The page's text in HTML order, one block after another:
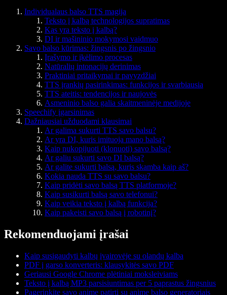
Individualaus balso TTS magija
Teksto į kalbą technologijos supratimas
Kas yra teksto į kalbą?
DI ir mašininio mokymosi vaidmuo
Savo balso kūrimas: žingsnis po žingsnio
Įrašymo ir įkėlimo procesas
Natūralių intonacijų derinimas
Praktiniai pritaikymai ir pavyzdžiai
TTS įrankių pasirinkimas: funkcijos ir svarbiausia
TTS ateitis: tendencijos ir naujovės
Asmeninio balso galia skaitmeninėje medijoje
Speechify įgarsinimas
Dažniausiai užduodami klausimai
Ar galima sukurti TTS savo balsu?
Ar yra DI, kuris imituoja mano balsą?
Kaip nukopijuoti (klonuoti) savo balsą?
Ar galiu sukurti savo DI balsą?
Ar galite sukurti balsą, kuris skamba kaip aš?
Kokia nauda TTS su savo balsu?
Kaip pridėti savo balsą TTS platformoje?
Kaip susikurti balsą savo telefonui?
Kaip veikia teksto į kalbą funkcija?
Kaip pakeisti savo balsą į robotinį?
Rekomenduojami įrašai
Kaip susigaudyti kalbų įvairovėje su olandų kalba
PDF į garso konverteris: klausykitės savo PDF
Geriausi Google Chrome plėtiniai moksleiviams
Teksto į kalbą MP3 parsisiuntimas per 5 paprastus žingsnius
Pagerinkite savo anime patirtį su anime balso generatoriais